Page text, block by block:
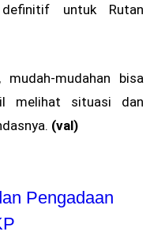
untuk Rutan
mudahan bisa
melihat situasi dan
(val)
Pengadaan